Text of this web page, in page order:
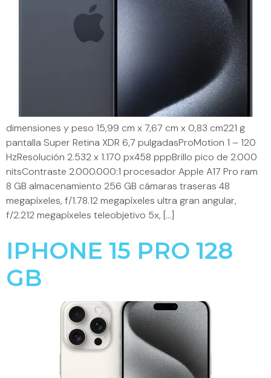
dimensiones y peso 15,99 cm x 7,67 cm x 0,83 cm221 g
pantalla Super Retina XDR 6,7 pulgadasProMotion 1 – 120
HzResolución 2.532 x 1.170 px458 pppBrillo pico de 2.000
nitsContraste 2.000.000:1 procesador Apple A17 Pro ram
8 GB almacenamiento 256 GB cámaras traseras 48
megapíxeles, f/1.78.12 megapíxeles ultra gran angular,
f/2.212 megapíxeles teleobjetivo 5x, […]
IPHONE 15 PRO 128
GB